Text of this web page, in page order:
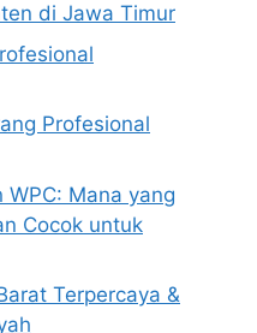
di Jawa Timur
Profesional
Mana yang
Cocok untuk
Terpercaya &